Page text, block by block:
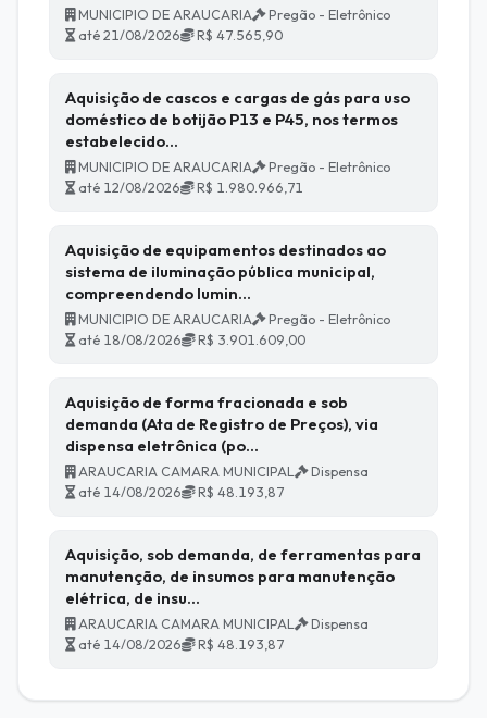
MUNICIPIO DE ARAUCARIA
Pregão - Eletrônico
até 21/08/2026
R$ 47.565,90
Aquisição de cascos e cargas de gás para uso
doméstico de botijão P13 e P45, nos termos
estabelecido…
MUNICIPIO DE ARAUCARIA
Pregão - Eletrônico
até 12/08/2026
R$ 1.980.966,71
Aquisição de equipamentos destinados ao
sistema de iluminação pública municipal,
compreendendo lumin…
MUNICIPIO DE ARAUCARIA
Pregão - Eletrônico
até 18/08/2026
R$ 3.901.609,00
Aquisição de forma fracionada e sob
demanda (Ata de Registro de Preços), via
dispensa eletrônica (po…
ARAUCARIA CAMARA MUNICIPAL
Dispensa
até 14/08/2026
R$ 48.193,87
Aquisição, sob demanda, de ferramentas para
manutenção, de insumos para manutenção
elétrica, de insu…
ARAUCARIA CAMARA MUNICIPAL
Dispensa
até 14/08/2026
R$ 48.193,87